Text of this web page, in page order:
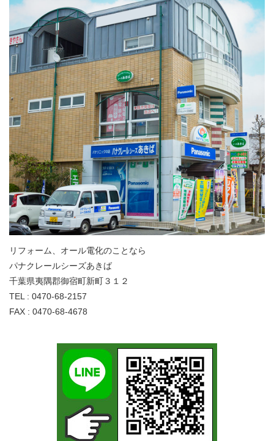
リフォーム、オール電化のことなら
パナクレールシーズあきば
千葉県夷隅郡御宿町新町３１２
TEL : 0470-68-2157
FAX : 0470-68-4678